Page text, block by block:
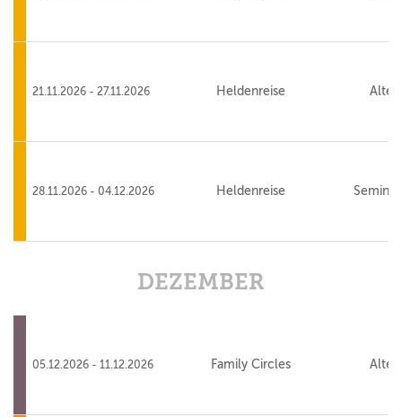
21.11.2026 - 27.11.2026 Heldenreise Alte
28.11.2026 - 04.12.2026 Heldenreise
DEZEMBER
05.12.2026 - 11.12.2026 Family Circles Alte